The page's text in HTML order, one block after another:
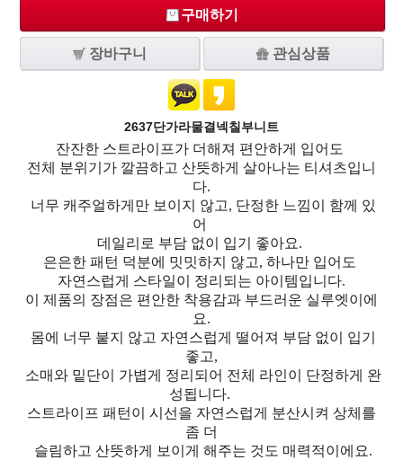
구매하기
장바구니 관심상품
2637단가라물결넥칠부니트
잔잔한 스트라이프가 더해져 편안하게 입어도
전체 분위기가 깔끔하고 산뜻하게 살아나는 티셔츠입니
다.
너무 캐주얼하게만 보이지 않고, 단정한 느낌이 함께 있
어
데일리로 부담 없이 입기 좋아요.
은은한 패턴 덕분에 밋밋하지 않고, 하나만 입어도
자연스럽게 스타일이 정리되는 아이템입니다.
이 제품의 장점은 편안한 착용감과 부드러운 실루엣이에
요.
몸에 너무 붙지 않고 자연스럽게 떨어져 부담 없이 입기
좋고,
소매와 밑단이 가볍게 정리되어 전체 라인이 단정하게 완
성됩니다.
스트라이프 패턴이 시선을 자연스럽게 분산시켜 상체를
좀 더
슬림하고 산뜻하게 보이게 해주는 것도 매력적이에요.